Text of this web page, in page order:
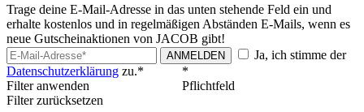
Trage deine E-Mail-Adresse in das unten stehende Feld ein und
erhalte kostenlos und in regelmäßigen Abständen E-Mails, wenn es
neue Gutscheinaktionen von JACOB gibt!
ANMELDEN
Ja, ich stimme der
Datenschutzerklärung zu.*
*
Pflichtfeld
Filter anwenden
Filter zurücksetzen